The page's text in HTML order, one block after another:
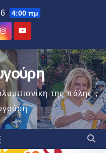
4:00 πμ
της πάλης ,